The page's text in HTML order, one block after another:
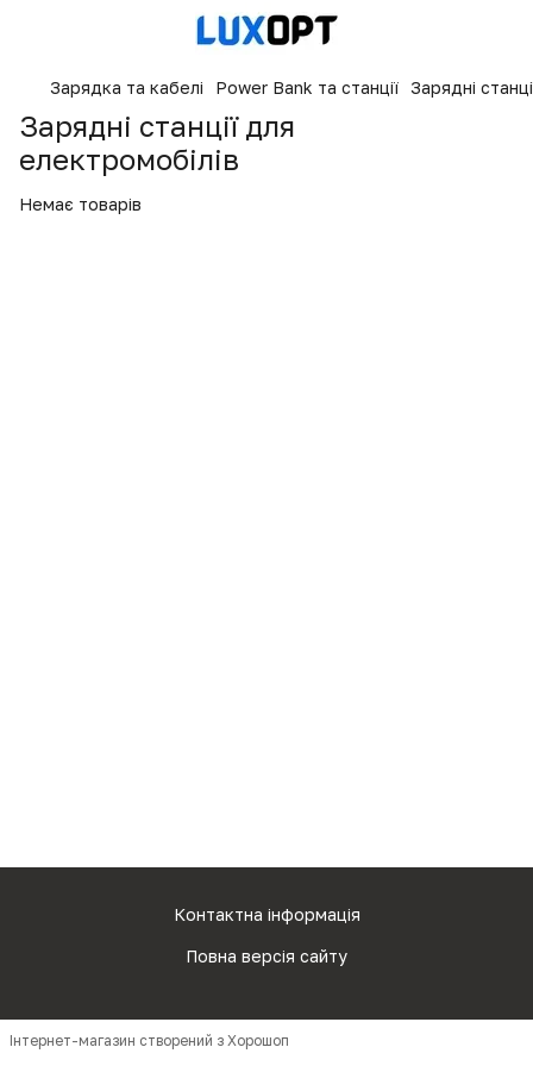
Зарядка та кабелі Power Bank та станції Зарядні
Зарядні станції для
електромобілів
Немає товарів
Контактна інформація
Повна версія сайту
Інтернет-магазин створений з Хорошоп